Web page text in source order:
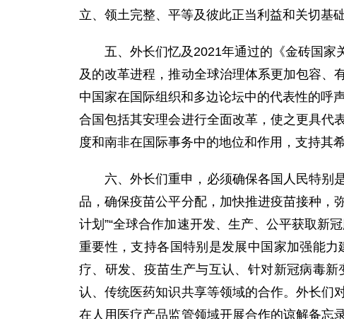
立、领土完整、平等及彼此正当利益和关切基
五、外长们忆及2021年通过的《金砖国家
及的改革进程，推动全球治理体系更加包容、
中国家在国际组织和多边论坛中的代表性的呼
合国包括其安理会进行全面改革，使之更具代
度和南非在国际事务中的地位和作用，支持其
六、外长们重申，必须确保各国人民特别
品，确保疫苗公平分配，加快推进疫苗接种，
计划”“全球合作加速开发、生产、公平获取新
重要性，支持各国特别是发展中国家加强能
疗、研发、疫苗生产与互认、针对新冠病毒
认、传统医药知识共享等领域的合作。外长们
在人用医疗产品监管领域开展合作的谅解备忘